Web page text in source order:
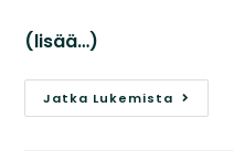
(lisää…)
Jatka Lukemista